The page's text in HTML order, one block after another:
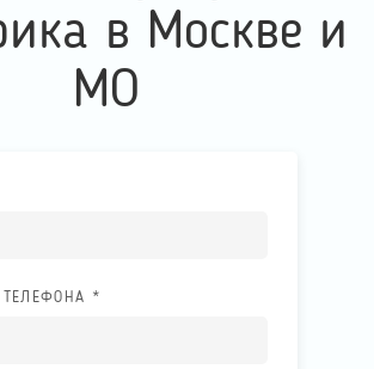
в Москве и
МО
ТЕЛЕФОНА *